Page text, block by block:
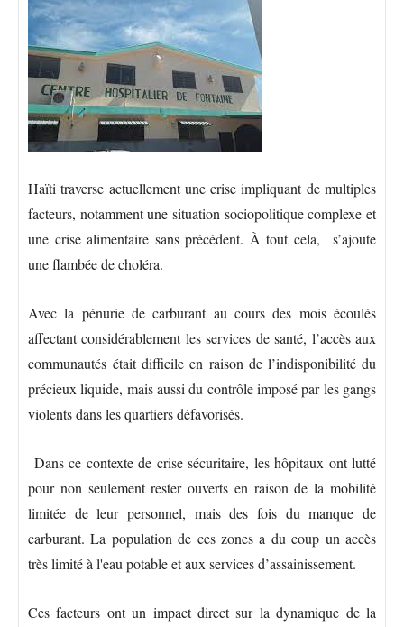
Haïti traverse actuellement une crise impliquant de multiples
facteurs, notamment une situation sociopolitique complexe et
une crise alimentaire sans précédent. À tout cela, s’ajoute
une flambée de choléra.
Avec la pénurie de carburant au cours des mois écoulés
affectant considérablement les services de santé, l’accès aux
communautés était difficile en raison de l’indisponibilité du
précieux liquide, mais aussi du contrôle imposé par les gangs
violents dans les quartiers défavorisés.
Dans ce contexte de crise sécuritaire, les hôpitaux ont lutté
pour non seulement rester ouverts en raison de la mobilité
limitée de leur personnel, mais des fois du manque de
carburant. La population de ces zones a du coup un accès
très limité à l'eau potable et aux services d’assainissement.
Ces facteurs ont un impact direct sur la dynamique de la